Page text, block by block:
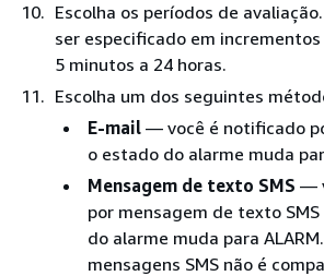
Escolha os períodos de
ser especificado em
5 minutos a 24 horas.
Escolha um dos seguintes
E-mail — você é notificado
o estado do alarme muda
Mensagem de texto SMS —
por mensagem de texto
do alarme muda para
mensagens SMS não é